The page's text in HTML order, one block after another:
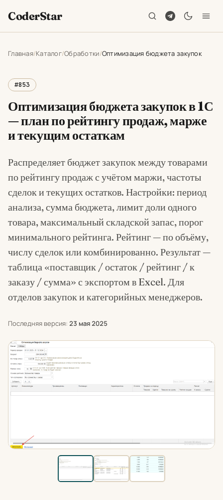
CoderStar
Главная Каталог Обработки Оптимизация бюджета закупок
#853
Оптимизация бюджета закупок в 1С
— план по рейтингу продаж, марже
и текущим остаткам
Распределяет бюджет закупок между товарами
по рейтингу продаж с учётом маржи, частоты
сделок и текущих остатков. Настройки: период
анализа, сумма бюджета, лимит доли одного
товара, максимальный складской запас, порог
минимального рейтинга. Рейтинг — по объёму,
числу сделок или комбинированно. Результат —
таблица «поставщик / остаток / рейтинг / к
заказу / сумма» с экспортом в Excel. Для
отделов закупок и категорийных менеджеров.
Последняя версия: 23 мая 2025